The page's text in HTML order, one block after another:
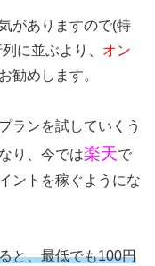
がありますので(特
に並ぶより、 オン
勧めします。
ランを試していくう
り、今では楽天で
ントを稼ぐようにな
と、最低でも100円